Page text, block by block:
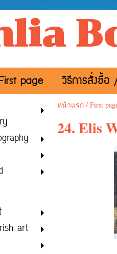
page วิธีการสั่งซื้
art
หน้าแรก / First
24. Elis